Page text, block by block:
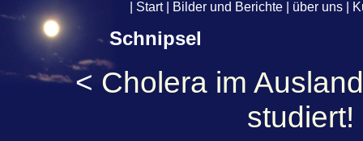
Start| Bilder und Berichte über uns
Schnipsel
< Cholera im Ausland
studiert!